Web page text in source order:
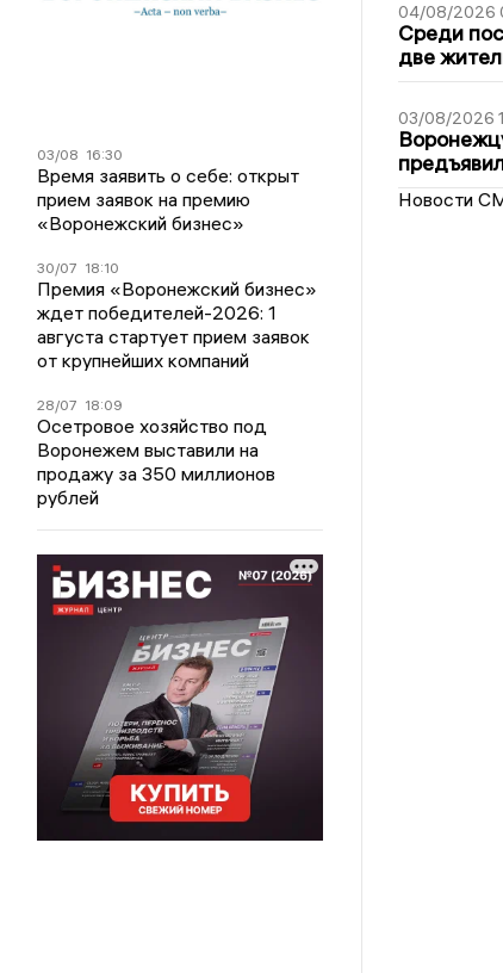
03/08 16:30
Время заявить о себе: открыт
прием заявок на премию
«Воронежский бизнес»
30/07 18:10
Премия «Воронежский бизнес»
ждет победителей-2026: 1
августа стартует прием заявок
от крупнейших компаний
28/07 18:09
Осетровое хозяйство под
Воронежем выставили на
продажу за 350 миллионов
рублей
04/08/2026
Среди
две
03/08/2026
Новости